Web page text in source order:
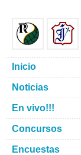
Inicio
Noticias
En vivo!!!
Concursos
Encuestas